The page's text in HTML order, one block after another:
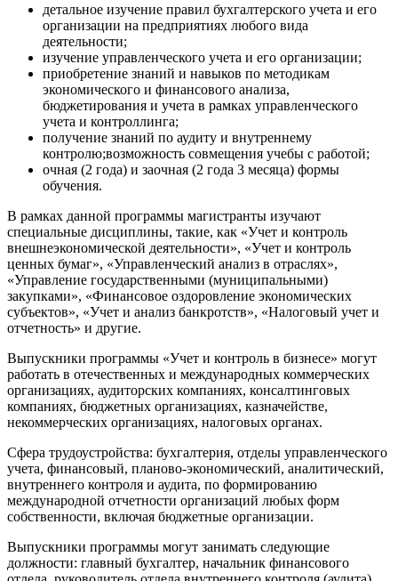
детальное изучение правил бухгалтерского учета и его
организации на предприятиях любого вида
деятельности;
изучение управленческого учета и его организации;
приобретение знаний и навыков по методикам
экономического и финансового анализа,
бюджетирования и учета в рамках управленческого
учета и контроллинга;
получение знаний по аудиту и внутреннему
контролю;возможность совмещения учебы с работой;
очная (2 года) и заочная (2 года 3 месяца) формы
обучения.
В рамках данной программы магистранты изучают
специальные дисциплины, такие, как «Учет и контроль
внешнеэкономической деятельности», «Учет и контроль
ценных бумаг», «Управленческий анализ в отраслях»,
«Управление государственными (муниципальными)
закупками», «Финансовое оздоровление экономических
субъектов», «Учет и анализ банкротств», «Налоговый учет и
отчетность» и другие.
Выпускники программы «Учет и контроль в бизнесе» могут
работать в отечественных и международных коммерческих
организациях, аудиторских компаниях, консалтинговых
компаниях, бюджетных организациях, казначействе,
некоммерческих организациях, налоговых органах.
Сфера трудоустройства: бухгалтерия, отделы управленческого
учета, финансовый, планово-экономический, аналитический,
внутреннего контроля и аудита, по формированию
международной отчетности организаций любых форм
собственности, включая бюджетные организации.
Выпускники программы могут занимать следующие
должности: главный бухгалтер, начальник финансового